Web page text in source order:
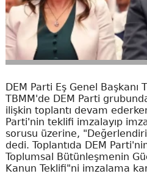
DEM Parti Eş Genel Başkanı
TBMM'de DEM Parti
ilişkin toplantı devam
Parti'nin teklifi imzalayıp
sorusu üzerine,
dedi. Toplantıda DEM
Toplumsal Bütünleşmenin
Kanun Teklifi"ni imzalama